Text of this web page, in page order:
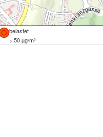
belastet
> 50 µg/m³